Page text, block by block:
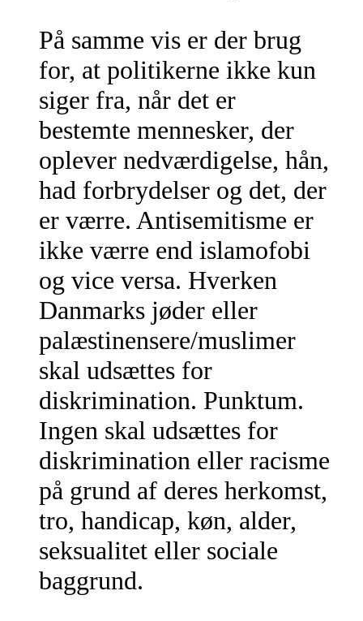
På samme vis er der brug
for, at politikerne ikke kun
siger fra, når det er
bestemte mennesker, der
oplever nedværdigelse, hån,
had forbrydelser og det, der
er værre. Antisemitisme er
ikke værre end islamofobi
og vice versa. Hverken
Danmarks jøder eller
palæstinensere/muslimer
skal udsættes for
diskrimination. Punktum.
Ingen skal udsættes for
diskrimination eller racisme
på grund af deres herkomst,
tro, handicap, køn, alder,
seksualitet eller sociale
baggrund.